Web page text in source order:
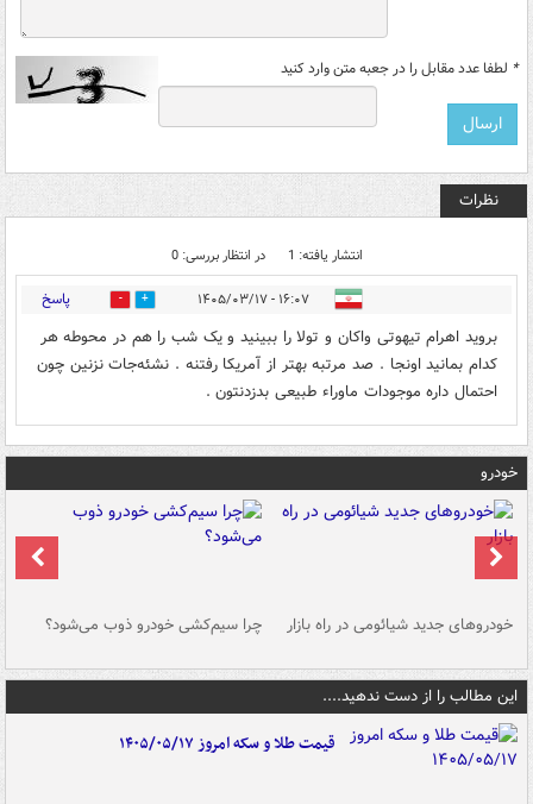
* لطفا عدد مقابل را در جعبه متن وارد کنید
نظرات
انتشار یافته: 1 در انتظار بررسی: 0
۱۶:۰۷ - ۱۴۰۵/۰۳/۱۷ 0 پاسخ
بروید اهرام تیهوتی واکان و تولا را ببینید و یک شب را هم در محوطه هر
کدام بمانید اونجا . صد مرتبه بهتر از آمریکا رفتنه . نشئه‌جات نزنین چون
احتمال داره موجودات ماوراء طبیعی بدزدنتون .
خودرو
خودروهای جدید شیائومی در راه بازار چرا سیم‌کشی خودرو ذوب می‌شود؟
این مطالب را از دست ندهید....
قیمت طلا و سکه امروز ۱۴۰۵/۰۵/۱۷